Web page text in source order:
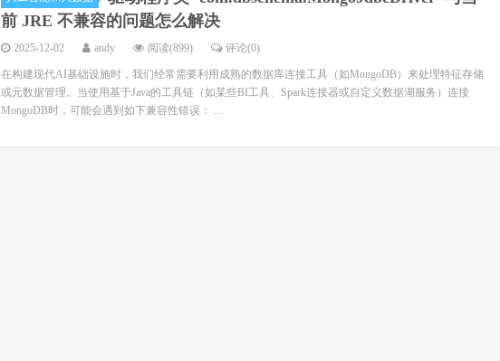
前 JRE 不兼容的问题怎么解决
2025-12-02 andy 阅读(899) 评论(0)
在构建现代AI基础设施时，我们经常需要利用成熟的数据库连接工具（如MongoDB）来处理特征存储
或元数据管理。当使用基于Java的工具链（如某些BI工具、Spark连接器或自定义数据湖服务）连接
MongoDB时，可能会遇到如下兼容性错误： ...